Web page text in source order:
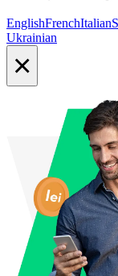
EnglishFrenchItalian
Ukrainian
×